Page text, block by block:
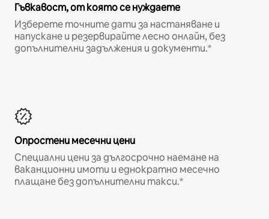
Гъвкавост, от която се нуждаете
Изберете точните дати за настаняване и
напускане и резервирайте лесно онлайн, без
допълнителни задължения и документи.*
Опростени месечни цени
Специални цени за дългосрочно наемане на
ваканционни имоти и еднократно месечно
плащане без допълнителни такси.*